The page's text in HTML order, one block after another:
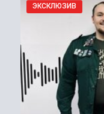
ЭКСКЛЮЗИВ